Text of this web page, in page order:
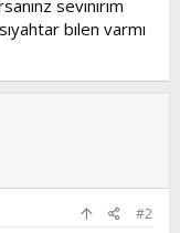
sevınırım
bılen varmı
#2